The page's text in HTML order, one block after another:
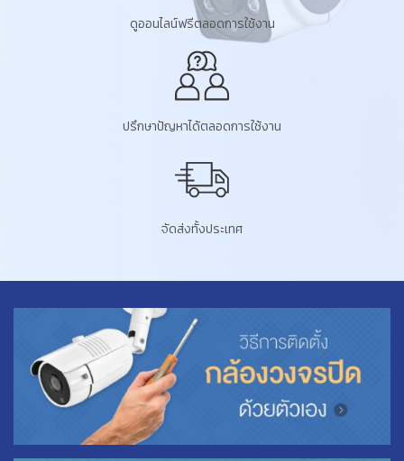
ดูออนไลน์ฟรีตลอดการใช้งาน
ปรึกษาปัญหาได้ตลอดการใช้งาน
จัดส่งทั้งประเทศ